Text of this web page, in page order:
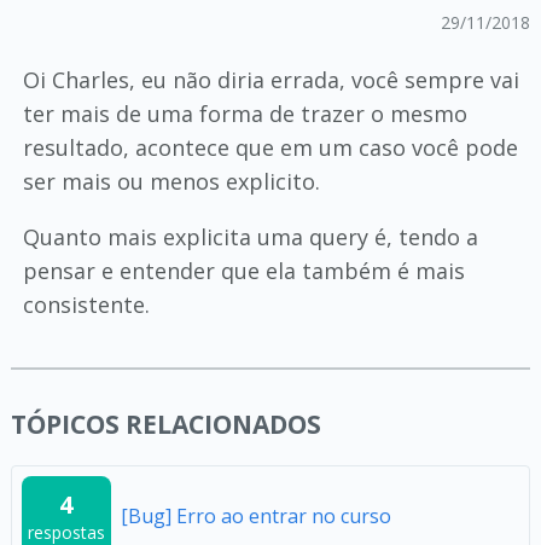
29/11/2018
Oi Charles, eu não diria errada, você sempre vai
ter mais de uma forma de trazer o mesmo
resultado, acontece que em um caso você pode
ser mais ou menos explicito.
Quanto mais explicita uma query é, tendo a
pensar e entender que ela também é mais
consistente.
TÓPICOS RELACIONADOS
4
respostas
[Bug] Erro ao entrar no curso